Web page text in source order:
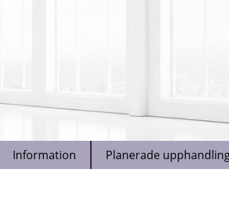
Information Planerade